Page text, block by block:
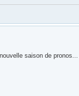
saison de